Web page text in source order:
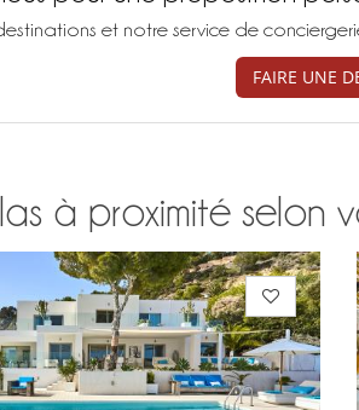
et notre service de
FAIRE UNE
à proximité selon